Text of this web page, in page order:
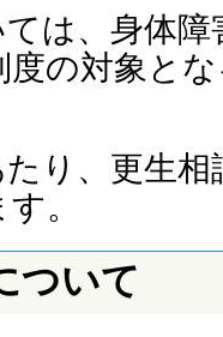
は、身体障
の対象と
り、更生相
。
ついて